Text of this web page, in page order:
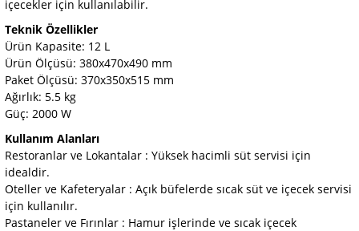
içecekler için kullanılabilir.
Teknik Özellikler
Ürün Kapasite: 12 L
Ürün Ölçüsü: 380x470x490 mm
Paket Ölçüsü: 370x350x515 mm
Ağırlık: 5.5 kg
Güç: 2000 W
Kullanım Alanları
Restoranlar ve Lokantalar : Yüksek hacimli süt servisi için
idealdir.
Oteller ve Kafeteryalar : Açık büfelerde sıcak süt ve içecek servisi
için kullanılır.
Pastaneler ve Fırınlar : Hamur işlerinde ve sıcak içecek